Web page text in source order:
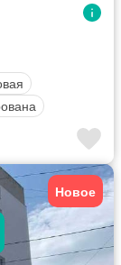
Новое